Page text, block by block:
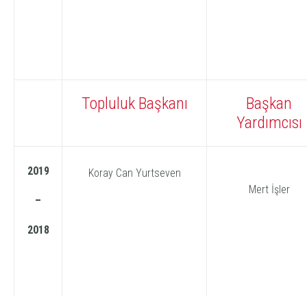
Topluluk Başkanı
Başkan
Yardımcısı
2019
–
2018
Koray Can Yurtseven
Mert İşler